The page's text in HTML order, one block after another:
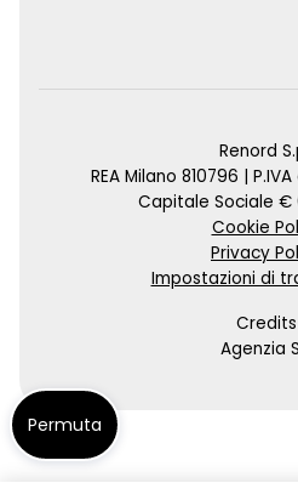
Renord
REA Milano 810796 | P.IVA
Capitale Sociale €
Cookie
Privacy
Impostazioni di
Credits
Agenzia
Permuta